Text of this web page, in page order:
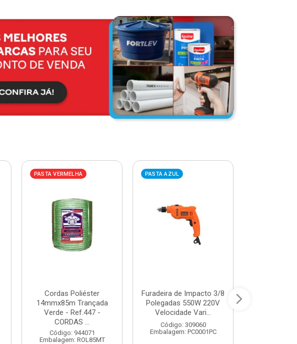
PASTA VERMELHA
Cordas Poliéster
14mmx85m Trançada
Verde - Ref.447 -
CORDAS ...
Código: 944071
Embalagem: ROL85MT
PASTA AZUL
Furadeira de Impacto 3/8
Polegadas 550W 220V
Velocidade Vari...
Código: 309060
Embalagem: PC0001PC